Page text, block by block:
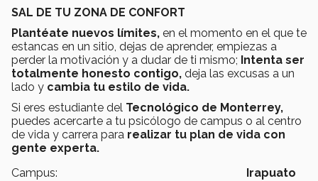
SAL DE TU ZONA DE CONFORT
Plantéate nuevos límites, en el momento en el que te
estancas en un sitio, dejas de aprender, empiezas a
perder la motivación y a dudar de ti mismo; Intenta ser
totalmente honesto contigo, deja las excusas a un
lado y cambia tu estilo de vida.
Si eres estudiante del Tecnológico de Monterrey,
puedes acercarte a tu psicólogo de campus o al centro
de vida y carrera para realizar tu plan de vida con
gente experta.
Campus:
Irapuato